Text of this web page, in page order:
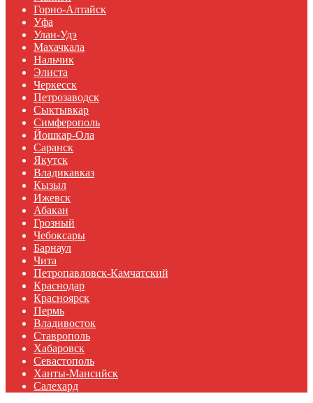
Горно-Алтайск
Уфа
Улан-Удэ
Махачкала
Нальчик
Элиста
Черкесск
Петрозаводск
Сыктывкар
Симферополь
Йошкар-Ола
Саранск
Якутск
Владикавказ
Кызыл
Ижевск
Абакан
Грозный
Чебоксары
Барнаул
Чита
Петропавловск-Камчатский
Краснодар
Красноярск
Пермь
Владивосток
Ставрополь
Хабаровск
Севастополь
Ханты-Мансийск
Салехард